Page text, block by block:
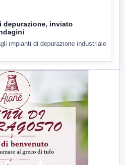
depurazione, inviato
impianti di depurazione industriale